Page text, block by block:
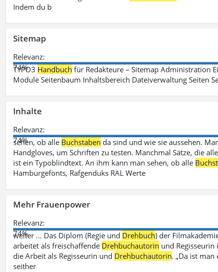
Indem du b
Sitemap
Relevanz:
74%
TYPO3 Handbuch für Redakteure – Sitemap Administration
Module Seitenbaum Inhaltsbereich Dateiverwaltung Seiten
Inhalte
Relevanz:
74%
sehen, ob alle Buchstaben da sind und wie sie aussehen.
Handgloves, um Schriften zu testen. Manchmal Sätze, die
ist ein Typoblindtext. An ihm kann man sehen, ob alle
Hamburgefonts, Rafgenduks RAL Werte
Mehr Frauenpower
Relevanz:
74%
weiter … Das Diplom (Regie und Drehbuch) der
arbeitet als freischaffende Drehbuchautorin und
die Arbeit als Regisseurin und Drehbuchautorin. „Da ist
seither